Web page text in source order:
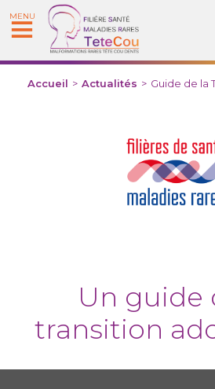
MENU
Accueil > Actualités > Guide de la
Un guide
transition